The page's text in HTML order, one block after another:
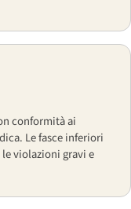
conformità ai
Le fasce inferiori
le violazioni gravi e